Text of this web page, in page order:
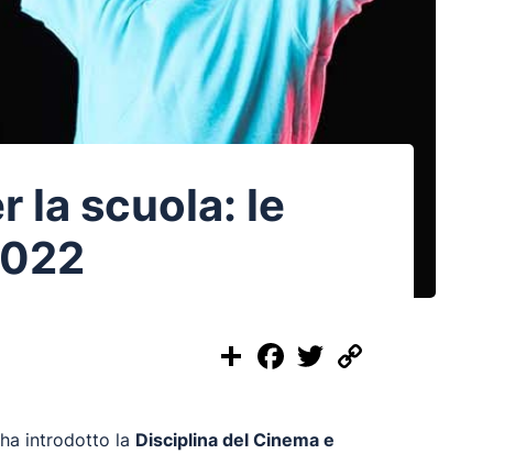
la scuola: le
Share Facebook
Twitter
introdotto la Disciplina del Cinema e